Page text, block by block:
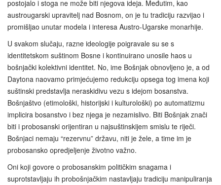
postojalo i stoga ne može biti njegova ideja. Međutim, kao
austrougarski upravitelj nad Bosnom, on je tu tradiciju razvijao i
promišljao unutar modela i interesa Austro-Ugarske monarhije.
U svakom slučaju, razne ideologije poigravale su se s
identitetskom suštinom Bosne i kontinuirano unosile haos u
bošnjački kolektivni identitet. No, ime Bošnjak obnovljeno je, a od
Daytona naovamo primjećujemo redukciju opsega tog imena koji
suštinski predstavlja neraskidivu vezu s idejom bosanstva.
Bošnjaštvo (etimološki, historijski i kulturološki) po automatizmu
implicira bosanstvo i bez njega je nezamislivo. Biti Bošnjak znači
biti i probosanski orijentiran u najsuštinskijem smislu te riječi.
Bošnjaci nemaju “rezervnu” državu, niti je žele, a time im je
probosansko opredjeljenje životno važno.
Oni koji govore o probosanskim političkim snagama i
suprotstavljaju ih probošnjačkim nastavljaju tradiciju manipuliranja